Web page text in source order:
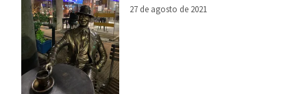
27 de agosto de 2021